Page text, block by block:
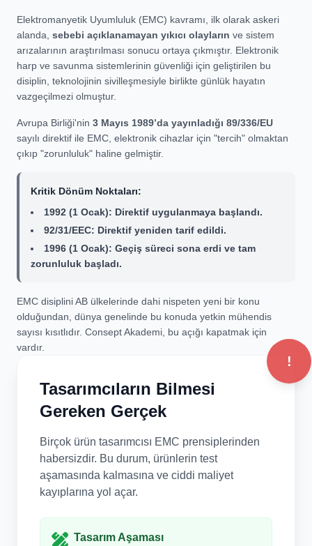
Elektromanyetik Uyumluluk (EMC) kavramı, ilk olarak askeri
alanda, sebebi açıklanamayan yıkıcı olayların ve sistem
arızalarının araştırılması sonucu ortaya çıkmıştır. Elektronik
harp ve savunma sistemlerinin güvenliği için geliştirilen bu
disiplin, teknolojinin sivilleşmesiyle birlikte günlük hayatın
vazgeçilmezi olmuştur.
Avrupa Birliği'nin 3 Mayıs 1989’da yayınladığı 89/336/EU
sayılı direktif ile EMC, elektronik cihazlar için "tercih" olmaktan
çıkıp "zorunluluk" haline gelmiştir.
Kritik Dönüm Noktaları:
1992 (1 Ocak): Direktif uygulanmaya başlandı.
92/31/EEC: Direktif yeniden tarif edildi.
1996 (1 Ocak): Geçiş süreci sona erdi ve tam
zorunluluk başladı.
EMC disiplini AB ülkelerinde dahi nispeten yeni bir konu
olduğundan, dünya genelinde bu konuda yetkin mühendis
sayısı kısıtlıdır. Consept Akademi, bu açığı kapatmak için
vardır.
!
Tasarımcıların Bilmesi
Gereken Gerçek
Birçok ürün tasarımcısı EMC prensiplerinden
habersizdir. Bu durum, ürünlerin test
aşamasında kalmasına ve ciddi maliyet
kayıplarına yol açar.
Tasarım Aşaması